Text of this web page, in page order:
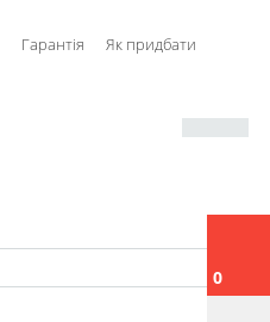
Гарантія
Як придбати
0